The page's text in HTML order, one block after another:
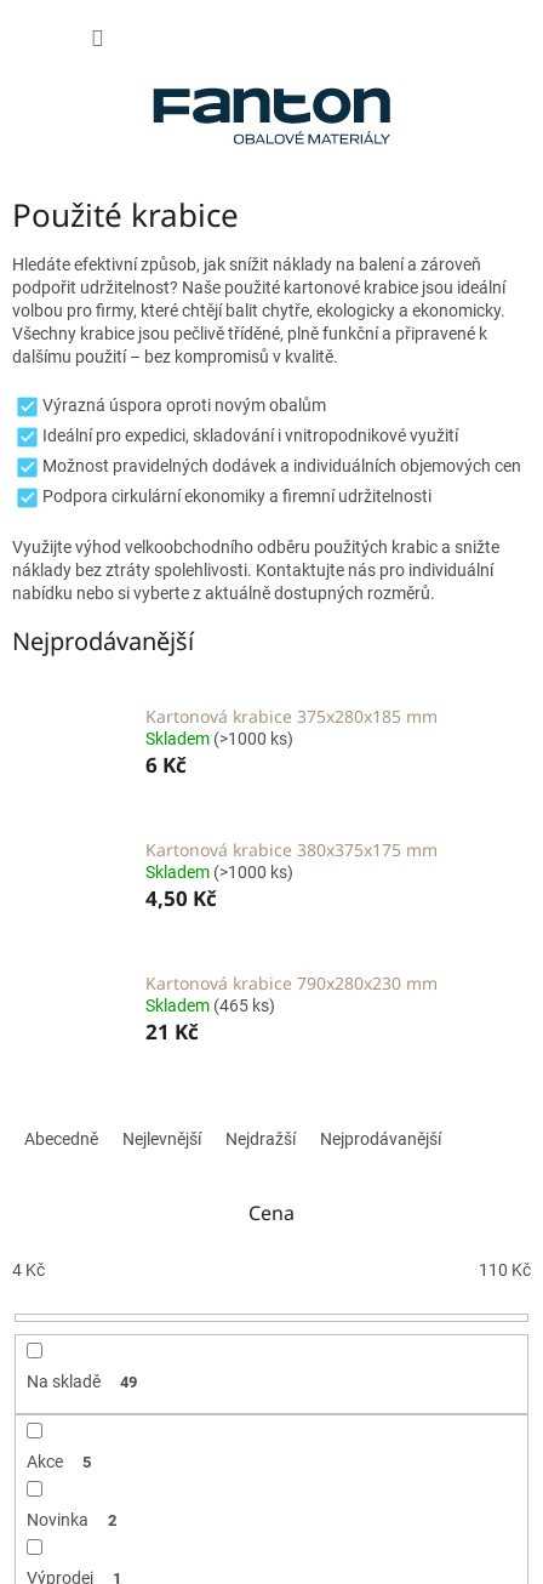
Použité krabice
Hledáte efektivní způsob, jak snížit náklady na balení a zároveň
podpořit udržitelnost? Naše použité kartonové krabice jsou ideální
volbou pro firmy, které chtějí balit chytře, ekologicky a ekonomicky.
Všechny krabice jsou pečlivě tříděné, plně funkční a připravené k
dalšímu použití – bez kompromisů v kvalitě.
Výrazná úspora oproti novým obalům
Ideální pro expedici, skladování i vnitropodnikové využití
Možnost pravidelných dodávek a individuálních objemových cen
Podpora cirkulární ekonomiky a firemní udržitelnosti
Využijte výhod velkoobchodního odběru použitých krabic a snižte
náklady bez ztráty spolehlivosti. Kontaktujte nás pro individuální
nabídku nebo si vyberte z aktuálně dostupných rozměrů.
Nejprodávanější
Kartonová krabice 375x280x185 mm
Skladem (>1000 ks)
6 Kč
Kartonová krabice 380x375x175 mm
Skladem (>1000 ks)
4,50 Kč
Kartonová krabice 790x280x230 mm
Skladem (465 ks)
21 Kč
p
o
Abecedně Nejlevnější Nejdražší Nejprodávanější
Cena
4 Kč 110 Kč
Na skladě 49
Akce 5
Novinka 2
Výprodej 1